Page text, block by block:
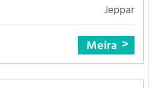
Jeppar
Meira